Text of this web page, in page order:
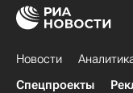
Арбитраж
Новости
Спецпроекты